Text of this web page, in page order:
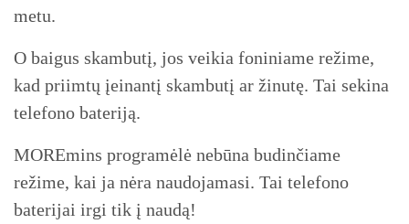
metu.
O baigus skambutį, jos veikia foniniame režime,
kad priimtų įeinantį skambutį ar žinutę. Tai sekina
telefono bateriją.
MOREmins programėlė nebūna budinčiame
režime, kai ja nėra naudojamasi. Tai telefono
baterijai irgi tik į naudą!